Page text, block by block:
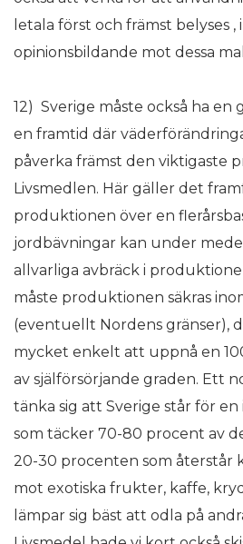
letala först och främst belyses ,
opinionsbildande mot dessa
12) Sverige måste också ha en
en framtid där
påverka främst den viktigaste
Livsmedlen. Här gäller det
produktionen över en
jordbävningar kan under
allvarliga avbräck i
måste produktionen säkras
(eventuellt Nordens gränser),
mycket enkelt att uppnå en
av själförsörjande graden. Ett
tänka sig att Sverige står för
som täcker 70-80 procent av
20-30 procenten som återstår
mot exotiska frukter, kaffe,
lämpar sig bäst att odla på